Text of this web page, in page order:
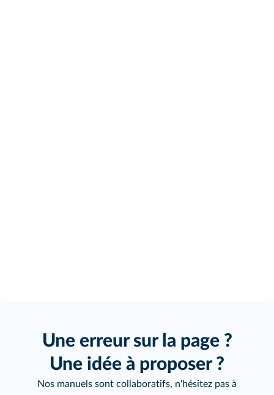
Une erreur sur la page ?
Une idée à proposer ?
Nos manuels sont collaboratifs, n'hésitez pas à